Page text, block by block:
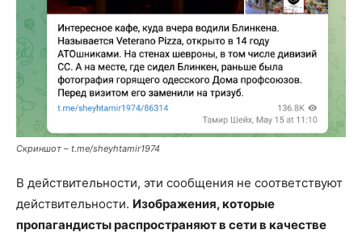
Скриншот – t.me/sheyhtamir1974
В действительности, эти сообщения не соответствуют
действительности. Изображения, которые
пропагандисты распространяют в сети в качестве